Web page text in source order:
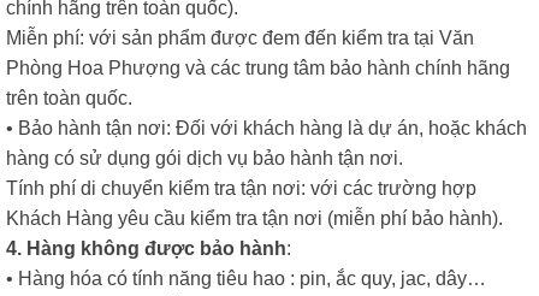
chính hãng trên toàn quốc).
Miễn phí: với sản phẩm được đem đến kiểm tra tại Văn
Phòng Hoa Phượng và các trung tâm bảo hành chính hãng
trên toàn quốc.
• Bảo hành tận nơi: Đối với khách hàng là dự án, hoặc khách
hàng có sử dụng gói dịch vụ bảo hành tận nơi.
Tính phí di chuyển kiểm tra tận nơi: với các trường hợp
Khách Hàng yêu cầu kiểm tra tận nơi (miễn phí bảo hành).
4. Hàng không được bảo hành:
• Hàng hóa có tính năng tiêu hao : pin, ắc quy, jac, dây…